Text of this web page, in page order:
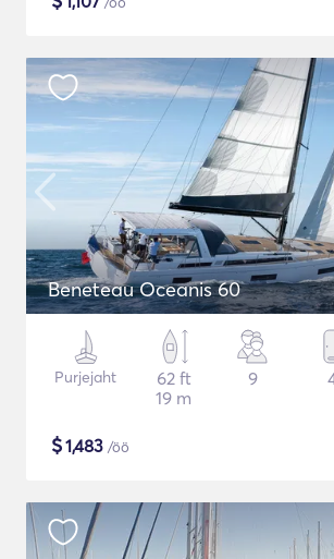
Beneteau Oceanis 60
Purjejaht
62 ft
19 m
9
$1,483 /öö